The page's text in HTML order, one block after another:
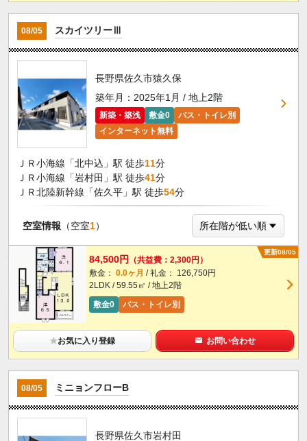
08/05 スカイツリーⅢ
長野県佐久市猿久保
築年月：2025年1月 / 地上2階
新築・築浅 敷金0
バス・トイレ別
インターネット無料
ＪＲ小海線「北中込」駅 徒歩11分
ＪＲ小海線「岩村田」駅 徒歩41分
ＪＲ北陸新幹線「佐久平」駅 徒歩54分
空室情報 （空室1）
更新08/05
84,500円
（共益費：2,300円）
敷金： 0.0ヶ月 / 礼金： 126,750円
2LDK / 59.55㎡ / 地上2階
敷金0
バス・トイレ別
★お気に入り登録 お問い合わせ
08/05 ミニョンフローB
長野県佐久市岩村田